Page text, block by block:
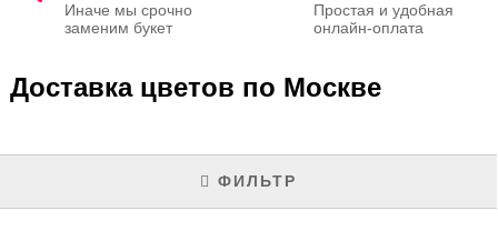
Иначе мы срочно
заменим букет
Простая и удобная
онлайн-оплата
Доставка цветов по Москве
ФИЛЬТР